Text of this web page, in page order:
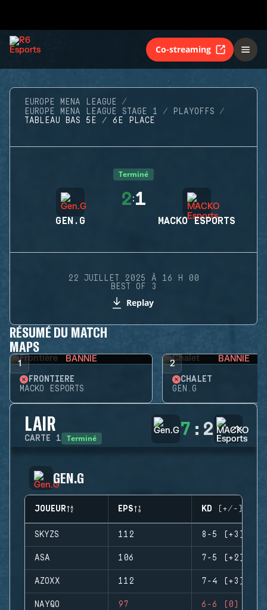
Co-streaming
EUROPE MENA LEAGUE
EUROPE MENA LEAGUE STAGE 1
PLAYOFFS
TABLEAU BAS 5E / 6E PLACE
Terminé
GEN.G
2:1
MACKO ESPORTS
22 JUILLET 2025 À 16 H 00
BEST OF 3
Replay
RÉSUMÉ DU MATCH
MAPS
1 BANNIE
FRONTIÈRE
MACKO ESPORTS
2 BANNIE
CHALET
GEN.G
LAIR
CARTE 1 Terminé 7 : 2
GEN.G
JOUEUR EPS KD (+/-)
SKYZS 112 8-5 (+3)
ASA 106 7-5 (+2)
AZOXX 112 7-4 (+3)
NAYQO 97 6-6 (0)